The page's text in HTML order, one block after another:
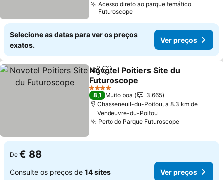
Acesso direto ao parque temático
Futuroscope
Selecione as datas para ver os preços
exatos.
Ver preços
PartilharAdicionar aos favoritos
Novotel Poitiers Site du
Futuroscope
Ver preços
4 Estrelas
8,1 Muito boa
3.665
Chasseneuil-du-Poitou, a 8.3 km de
Vendeuvre-du-Poitou
Perto do Parque FuturoscopeVer preços
De € 88
Consulte os preços de 14 sites Ver preços